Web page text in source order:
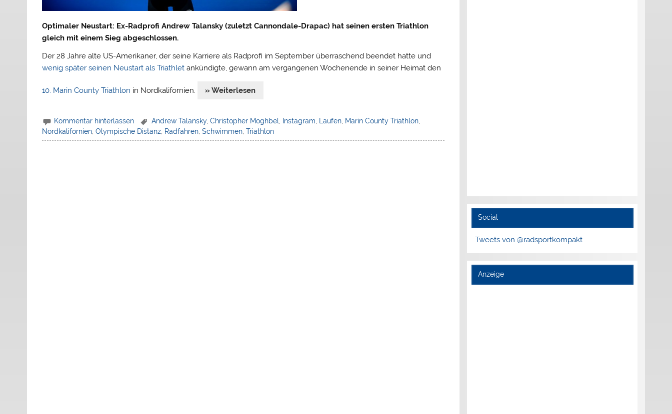
Optimaler Neustart: Ex-Radprofi Andrew Talansky (zuletzt Cannondale-Drapac) hat seinen ersten Triathlon
gleich mit einem Sieg abgeschlossen.
Der 28 Jahre alte US-Amerikaner, der seine Karriere als Radprofi im September überraschend beendet hatte und
wenig später seinen Neustart als Triathlet ankündigte, gewann am vergangenen Wochenende in seiner Heimat den
10. Marin County Triathlon in Nordkalifornien. » Weiterlesen
Kommentar hinterlassen Andrew Talansky, Christopher Moghbel Instagram Laufen, Marin County Triathlon,
Nordkalifornien ,Olympische Distanz Radfahren ,Schwimmen ,Triathlon
Social
Tweets von @radsportkompakt
Anzeige